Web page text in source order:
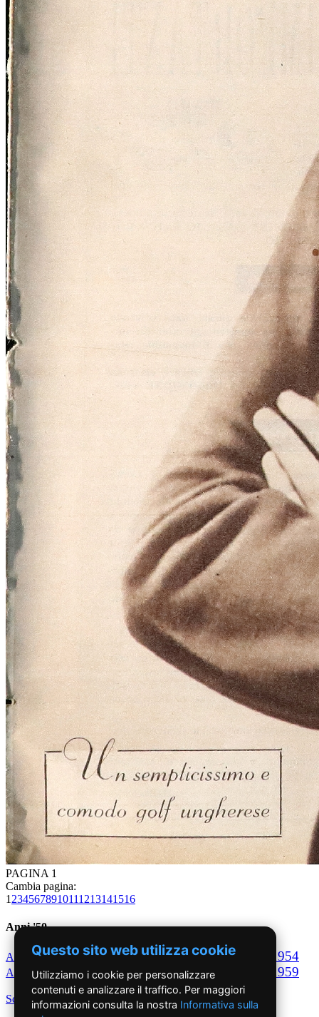
PAGINA 1
Cambia pagina:
1 2345678910111213141516
Anni '50
Anno1950Anno1951 Anno1952 Anno1953 1954
Anno 1955Anno1956 Anno1957Anno1958 1959
Scegli per decennio
Questo sito web utilizza cookie
Utilizziamo i cookie per personalizzare
contenuti e analizzare il traffico. Per maggiori
informazioni consulta la nostra Informativa sulla